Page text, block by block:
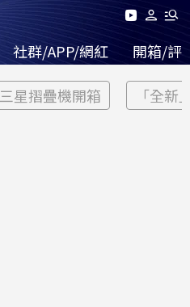
社群/APP/網紅 開箱/評
三星摺疊機開箱 「全新